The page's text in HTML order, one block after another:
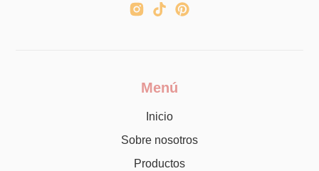
Menú
Inicio
Sobre nosotros
Productos